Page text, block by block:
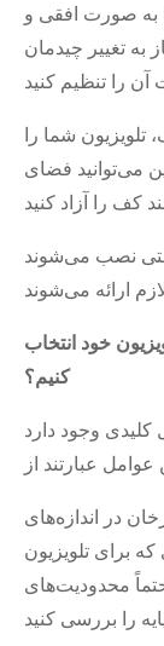
به صورت افقی و
به تغییر چیدمان
شما را
می‌توانید فضای
نصب می‌شوند
خود انتخاب
کنیم؟
کلیدی وجود دارد
در اندازه‌های
که برای تلویزیون
محدودیت‌های